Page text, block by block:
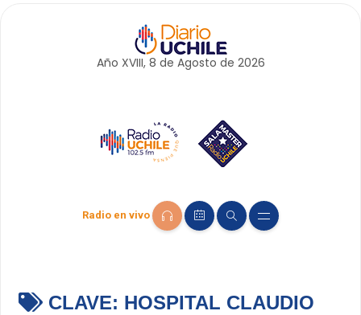
Año XVIII, 8 de Agosto de 2026
Radio en vivo
CLAVE: HOSPITAL CLAUDIO